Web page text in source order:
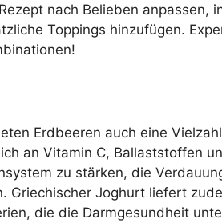
nach Belieben anpassen,
Toppings hinzufügen.
Erdbeeren auch eine
an Vitamin C, Ballaststoffen
zu stärken, die
Griechischer Joghurt liefert
die die Darmgesundheit